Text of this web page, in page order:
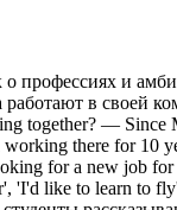
профессиях и
работают в своей
together? —
there for 10
for a new job for
'I'd like to learn to